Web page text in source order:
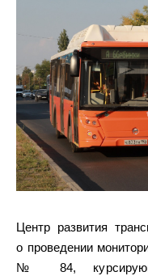
Центр развития
о проведении
№ 84,